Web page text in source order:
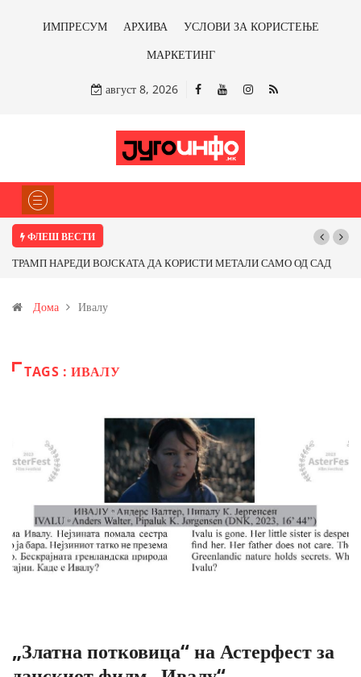
ИМПРЕСУМ АРХИВА
УСЛОВИ ЗА КОРИСТЕЊЕ
МАРКЕТИНГ
август 8, 2026
ФЛЕШ ВЕСТИ
ТРАМП НАРЕДИ ВОЈСКАТА ДА КОРИСТИ МЕТАЛИ САМО ОД САД
Иловица и со антимонот?
Дома Ивалу
TAGS : ИВАЛУ
„Златна потковица“ на Астерфест за